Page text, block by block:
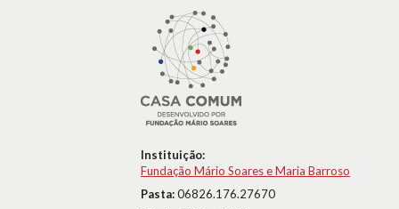
Instituição:
Fundação Mário Soares e Maria Barroso
Pasta:06826.176.27670